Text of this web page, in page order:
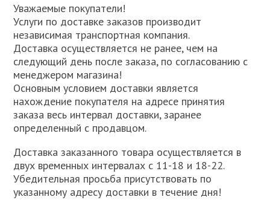
Уважаемые покупатели!
Услуги по доставке заказов производит
независимая транспортная компания.
Доставка осуществляется не ранее, чем на
следующий день после заказа, по согласованию с
менеджером магазина!
Основным условием доставки является
нахождение покупателя на адресе принятия
заказа весь интервал доставки, заранее
определенный с продавцом.
Доставка заказанного товара осуществляется в
двух временных интервалах с 11-18 и 18-22.
Убедительная просьба присутствовать по
указанному адресу доставки в течение дня!